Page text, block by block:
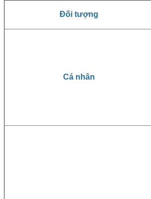
Đối tượng
Cá nhân